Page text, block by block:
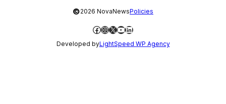
©2026 NovaNewsPolicies
Facebook
Instagram
X YouTube
LinkedIn
Developed byLightSpeed WP Agency